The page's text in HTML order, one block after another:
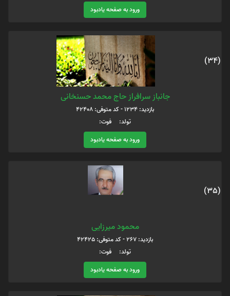
ورود به صفحه یادبود
(34)
جانباز سرافراز حاج محمد حسنخانی
بازدید: 1234 - کد متوفی: 42408
تولد: فوت:
ورود به صفحه یادبود
(35)
محمود میرزایی
بازدید: 267 - کد متوفی: 42425
تولد: فوت:
ورود به صفحه یادبود